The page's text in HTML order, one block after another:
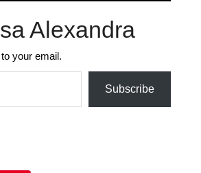
Alexandra
your email.
Subscribe